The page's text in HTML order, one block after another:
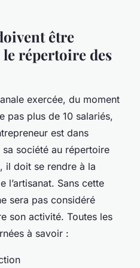
être
répertoire des
exercée, du moment
pas plus de 10 salariés,
est dans
sa société au répertoire
il doit se rendre à la
l’artisanat. Sans cette
sera pas considéré
son activité. Toutes les
à savoir :